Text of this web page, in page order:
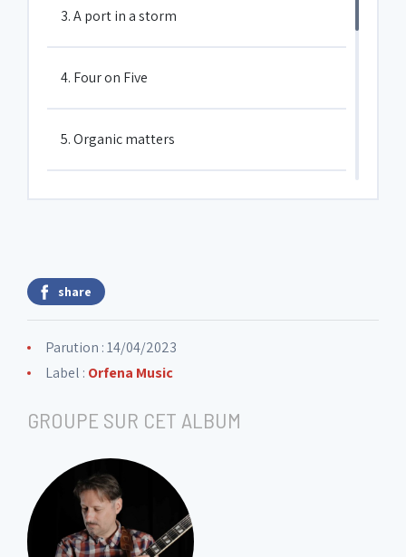
3. A port in a storm
4. Four on Five
5. Organic matters
6. Raining interlude
8. The never ending story
share
Parution : 14/04/2023
Label : Orfena Music
GROUPE SUR CET ALBUM